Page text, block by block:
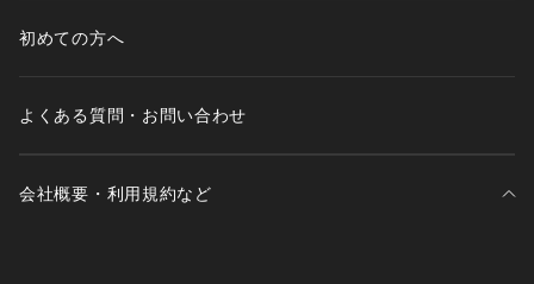
初めての方へ
よくある質問・お問い合わせ
会社概要・利用規約など